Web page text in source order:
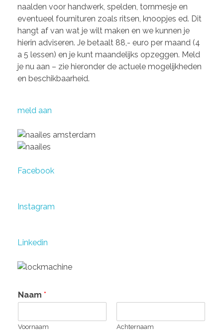
CONTACT
naalden voor handwerk, spelden, tornmesje en
eventueel fournituren zoals ritsen, knoopjes ed. Dit
hangt af van wat je wilt maken en we kunnen je
hierin adviseren. Je betaalt 88,- euro per maand (4
a 5 lessen) en je kunt maandelijks opzeggen. Meld
je nu aan – zie hieronder de actuele mogelijkheden
en beschikbaarheid.
meld aan
Facebook
Instagram
Linkedin
Naam *
Voornaam Achternaam